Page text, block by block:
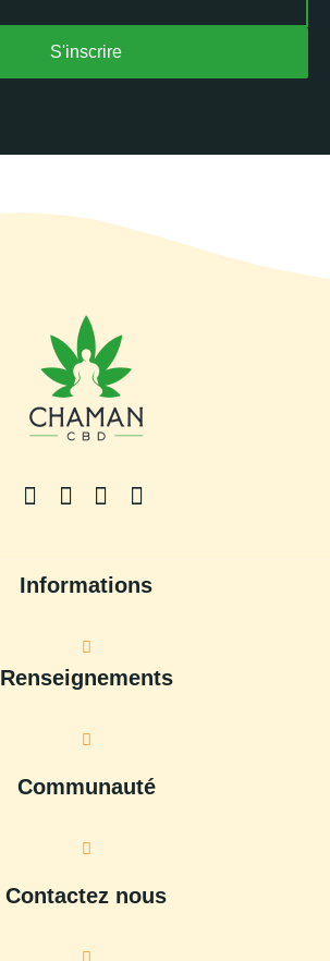
S'inscrire
Informations
Renseignements
Communauté
Contactez nous